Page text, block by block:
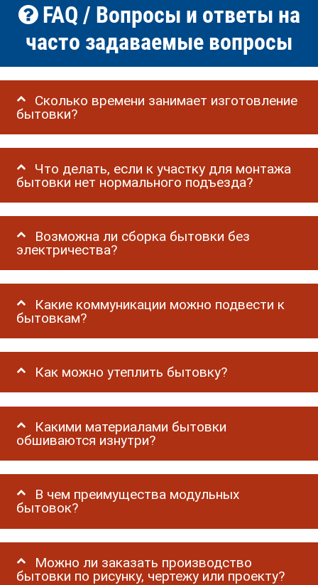
FAQ / Вопросы и ответы на
часто задаваемые вопросы
Сколько времени занимает изготовление
бытовки?
Что делать, если к участку для монтажа
бытовки нет нормального подъезда?
Возможна ли сборка бытовки без
электричества?
Какие коммуникации можно подвести к
бытовкам?
Как можно утеплить бытовку?
Какими материалами бытовки
обшиваются изнутри?
В чем преимущества модульных
бытовок?
Можно ли заказать производство
бытовки по рисунку, чертежу или проекту?